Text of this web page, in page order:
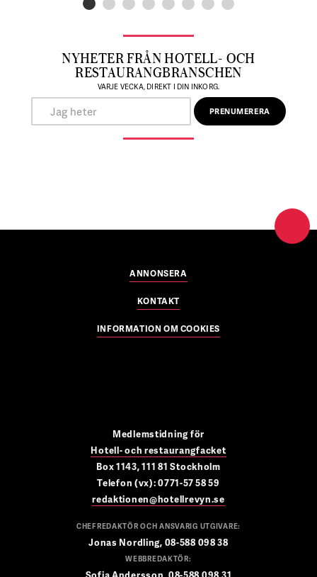
NYHETER FRÅN HOTELL- OCH
RESTAURANGBRANSCHEN
VARJE VECKA, DIREKT I DIN INKORG.
ANNONSERA
KONTAKT
INFORMATION OM COOKIES
Medlemstidning för
Hotell- och restaurangfacket
Box 1143, 111 81 Stockholm
Telefon (vx): 0771-57 58 59
redaktionen@hotellrevyn.se
CHEFREDAKTÖR OCH ANSVARIG UTGIVARE:
Jonas Nordling, 08-588 098 38
WEBBREDAKTÖR: